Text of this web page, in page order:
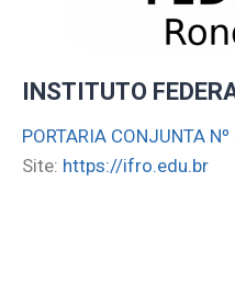
INSTITUTO
PORTARIA CONJUNTA
Site: https://ifro.edu.br